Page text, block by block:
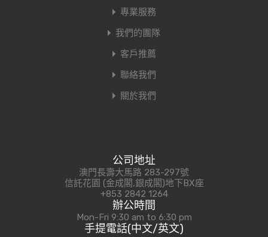
專業服務
我們的團隊
客戶推薦
聯絡我們
關於我們
公司地址
澳門長壽大馬路 283-297號
信託花園 (金成閣,銀成閣)地下BX座
+853 2842 1264
辦公時間
Mon-Fri 9:30 am to 6:30 pm
手提電話(中文/英文)